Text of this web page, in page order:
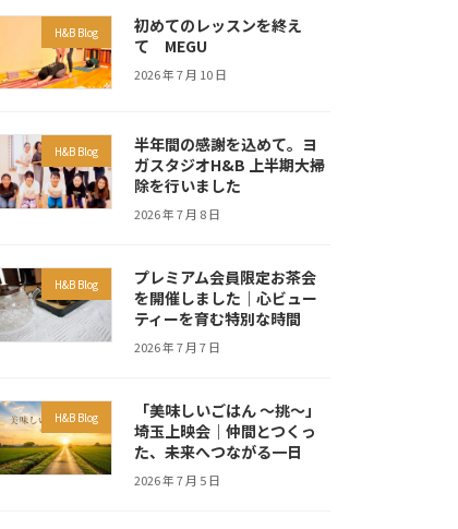
H&B Blog
初めてのレッスンを終え
て MEGU
2026 年 7 月 10 日
H&B Blog
半年間の感謝を込めて。ヨ
ガスタジオH&B 上半期大掃
除を行いました
2026 年 7 月 8 日
H&B Blog
プレミアム会員限定お茶会
を開催しました｜心ビュー
ティーを育む特別な時間
2026 年 7 月 7 日
H&B Blog
「美味しいごはん ～挑～」
埼玉上映会｜仲間とつくっ
た、未来へつながる一日
2026 年 7 月 5 日